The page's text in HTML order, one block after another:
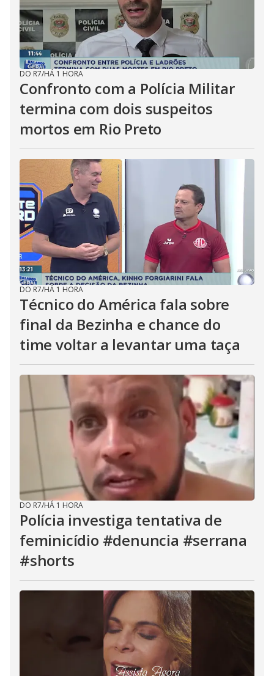
DO R7/HÁ 1 HORA
Confronto com a Polícia Militar
termina com dois suspeitos
mortos em Rio Preto
DO R7/HÁ 1 HORA
Técnico do América fala sobre
final da Bezinha e chance do
time voltar a levantar uma taça
DO R7/HÁ 1 HORA
Polícia investiga tentativa de
feminicídio #denuncia #serrana
#shorts